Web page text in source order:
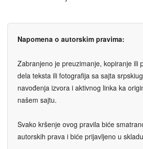
Napomena o autorskim pravima:
Zabranjeno je preuzimanje, kopiranje ili
dela teksta ili fotografija sa sajta
navođenja izvora i aktivnog linka ka
našem sajtu.
Svako kršenje ovog pravila biće
autorskih prava i biće prijavljeno u